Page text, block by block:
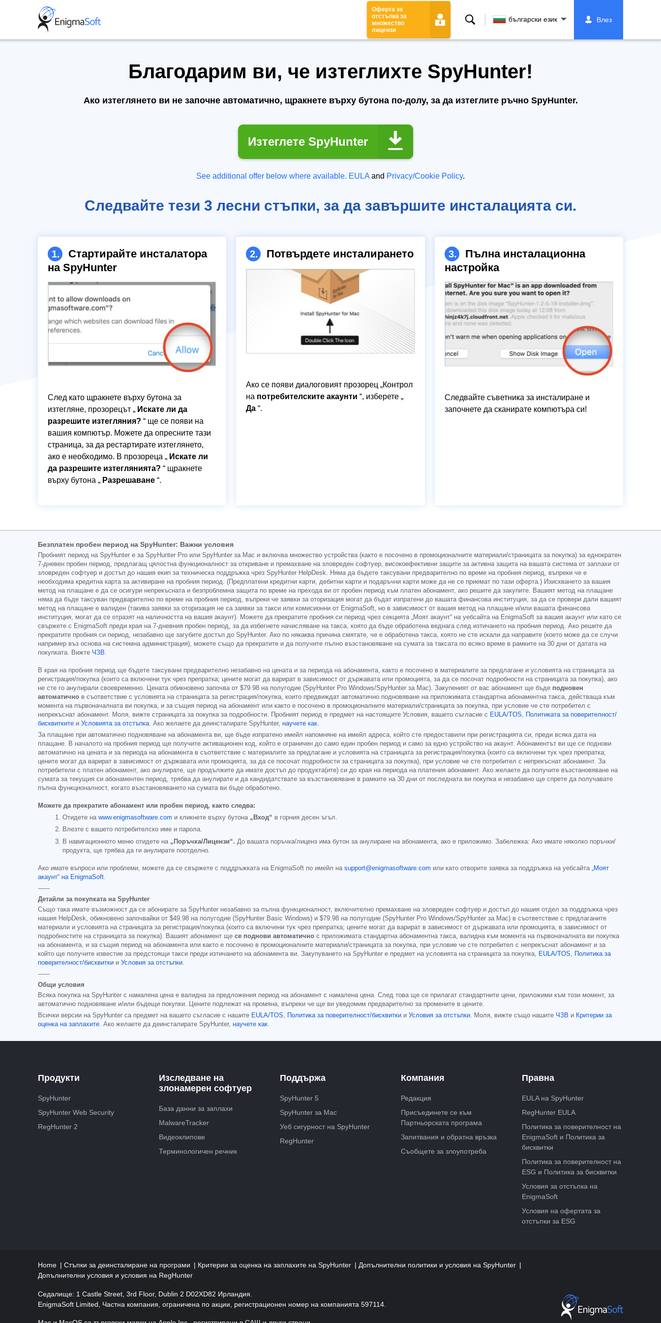
Оферта за
отстъпка за
множество
лицензи
Търсене български език Влез
Благодарим ви, че изтеглихте SpyHunter!
Ако изтеглянето ви не започне автоматично, щракнете върху бутона по-долу, за да изтеглите ръчно SpyHunter.
Изтеглете SpyHunter
See additional offer below where available. EULA and Privacy/Cookie Policy.
Следвайте тези 3 лесни стъпки, за да завършите инсталацията си.
1.
Стартирайте инсталатора
на SpyHunter
След като щракнете върху бутона за
изтегляне, прозорецът „ Искате ли да
разрешите изтегляния? “ ще се появи на
вашия компютър. Можете да опресните тази
страница, за да рестартирате изтеглянето,
ако е необходимо. В прозореца „ Искате ли
да разрешите изтеглянията? “ щракнете
върху бутона „ Разрешаване “.
2. Потвърдете инсталирането
Ако се появи диалоговият прозорец „Контрол
на потребителските акаунти “, изберете „
Да “.
3.
Пълна инсталационна
настройка
Следвайте съветника за инсталиране и
започнете да сканирате компютъра си!
Безплатен пробен период на SpyHunter: Важни условия
Пробният период на SpyHunter е за SpyHunter Pro или SpyHunter за Mac и включва множество устройства (както е посочено в промоционалните материали/страницата за покупка) за еднократен
7-дневен пробен период, предлагащ цялостна функционалност за откриване и премахване на зловреден софтуер, високоефективни защити за активна защита на вашата система от заплахи от
зловреден софтуер и достъп до нашия екип за техническа поддръжка чрез SpyHunter HelpDesk. Няма да бъдете таксувани предварително по време на пробния период, въпреки че е
необходима кредитна карта за активиране на пробния период. (Предплатени кредитни карти, дебитни карти и подаръчни карти може да не се приемат по тази оферта.) Изискването за вашия
метод на плащане е да се осигури непрекъсната и безпроблемна защита по време на прехода ви от пробен период към платен абонамент, ако решите да закупите. Вашият метод на плащане
няма да бъде таксуван предварително по време на пробния период, въпреки че заявки за оторизация могат да бъдат изпратени до вашата финансова институция, за да се провери дали вашият
метод на плащане е валиден (такива заявки за оторизация не са заявки за такси или комисионни от EnigmaSoft, но в зависимост от вашия метод на плащане и/или вашата финансова
институция, могат да се отразят на наличността на вашия акаунт). Можете да прекратите пробния си период чрез секцията „Моят акаунт“ на уебсайта на EnigmaSoft за вашия акаунт или като се
свържете с EnigmaSoft преди края на 7-дневния пробен период, за да избегнете начисляване на такса, която да бъде обработена веднага след изтичането на пробния период. Ако решите да
прекратите пробния си период, незабавно ще загубите достъп до SpyHunter. Ако по някаква причина смятате, че е обработена такса, която не сте искали да направите (което може да се случи
например въз основа на системна администрация), можете също да прекратите и да получите пълно възстановяване на сумата за таксата по всяко време в рамките на 30 дни от датата на
покупката. Вижте ЧЗВ.
В края на пробния период ще бъдете таксувани предварително незабавно на цената и за периода на абонамента, както е посочено в материалите за предлагане и условията на страницата за
регистрация/покупка (които са включени тук чрез препратка; цените могат да варират в зависимост от държавата или промоцията, за да се посочат подробности на страницата за покупка), ако
не сте го анулирали своевременно. Цената обикновено започва от $79.98 на полугодие (SpyHunter Pro Windows/SpyHunter за Mac). Закупеният от вас абонамент ще бъде подновен
автоматично в съответствие с условията на страницата за регистрация/покупка, които предвиждат автоматично подновяване на приложимата стандартна абонаментна такса, действаща към
момента на първоначалната ви покупка, и за същия период на абонамент или както е посочено в промоционалните материали/страницата за покупка, при условие че сте потребител с
непрекъснат абонамент. Моля, вижте страницата за покупка за подробности. Пробният период е предмет на настоящите Условия, вашето съгласие с EULA/TOS,
Политиката за поверителност/
бисквитките и Условията за отстъпка. Ако желаете да деинсталирате SpyHunter, научете как.
За плащане при автоматично подновяване на абонамента ви, ще бъде изпратено имейл напомняне на имейл адреса, който сте предоставили при регистрацията си, преди всяка дата на
плащане. В началото на пробния период ще получите активационен код, който е ограничен до само един пробен период и само за едно устройство на акаунт. Абонаментът ви ще се поднови
автоматично на цената и за периода на абонамента в съответствие с материалите за предлагане и условията на страницата за регистрация/покупка (които са включени тук чрез препратка;
цените могат да варират в зависимост от държавата или промоцията, за да се посочат подробности за страницата за покупка), при условие че сте потребител с непрекъснат абонамент. За
потребители с платен абонамент, ако анулирате, ще продължите да имате достъп до продукта(ите) си до края на периода на платения абонамент. Ако желаете да получите възстановяване на
сумата за текущия си абонаментен период, трябва да анулирате и да кандидатствате за възстановяване в рамките на 30 дни от последната ви покупка и незабавно ще спрете да получавате
пълна функционалност, когато възстановяването на сумата ви бъде обработено.
Можете да прекратите абонамент или пробен период, както следва:
Отидете на www.enigmasoftware.com и кликнете върху бутона „Вход“ в горния десен ъгъл.
Влезте с вашето потребителско име и парола.
В навигационното меню отидете на „Поръчка/Лицензи“. До вашата поръчка/лиценз има бутон за анулиране на абонамента, ако е приложимо. Забележка: Ако имате няколко поръчки/
продукта, ще трябва да ги анулирате поотделно.
Ако имате въпроси или проблеми, можете да се свържете с поддръжката на EnigmaSoft по имейл на support@enigmasoftware.com или като отворите заявка за поддръжка на уебсайта
„Моят
акаунт“ на EnigmaSoft
------
Детайли за покупката на SpyHunter
Също така имате възможност да се абонирате за SpyHunter незабавно за пълна функционалност, включително премахване на зловреден софтуер и достъп до нашия отдел за поддръжка чрез
нашия HelpDesk, обикновено започвайки от $49.98 на полугодие (SpyHunter Basic Windows) и $79.98 на полугодие (SpyHunter Pro Windows/SpyHunter за Mac) в съответствие с предлаганите
материали и условията на страницата за регистрация/покупка (които са включени тук чрез препратка; цените могат да варират в зависимост от държавата или промоцията, в зависимост от
подробностите на страницата за покупка). Вашият абонамент ще се поднови автоматично с приложимата стандартна абонаментна такса, валидна към момента на първоначалната ви покупка
на абонамента, и за същия период на абонамента или както е посочено в промоционалните материали/страницата за покупка, при условие че сте потребител с непрекъснат абонамент и за
който ще получите известие за предстоящи такси преди изтичането на абонамента ви. Закупуването на SpyHunter е предмет на условията на страницата за покупка,
EULA/TOS
Политика за
поверителност/бисквитки и Условия за отстъпки
------
Общи условия
Всяка покупка на SpyHunter с намалена цена е валидна за предложения период на абонамент с намалена цена. След това ще се прилагат стандартните цени, приложими към този момент, за
автоматично подновяване и/или бъдещи покупки. Цените подлежат на промяна, въпреки че ще ви уведомим предварително за промените в цените.
Всички версии на SpyHunter са предмет на вашето съгласие с нашите EULA/TOS Политика за поверителност/бисквитки и Условия за отстъпки . Моля, вижте също нашите ЧЗВ и Критерии за
оценка на заплахите . Ако желаете да деинсталирате SpyHunter, научете как
Продукти
SpyHunter
SpyHunter Web Security
RegHunter 2
Изследване на
злонамерен софтуер
База данни за заплахи
MalwareTracker
Видеоклипове
Терминологичен речник
Поддържа
SpyHunter 5
SpyHunter за Mac
Уеб сигурност на SpyHunter
RegHunter
Компания
Редакция
Присъединете се към
Партньорската програма
Запитвания и обратна връзка
Съобщете за злоупотреба
Правна
EULA на SpyHunter
RegHunter EULA
Политика за поверителност на
EnigmaSoft и Политика за
бисквитки
Политика за поверителност на
ESG и Политика за бисквитки
Условия за отстъпка на
EnigmaSoft
Условия на офертата за
отстъпки за ESG
Home Стъпки за деинсталиране на програми Критерии за оценка на заплахите на SpyHunter
Допълнителни политики и условия на SpyHunter
Допълнителни условия и условия на RegHunter
Седалище: 1 Castle Street, 3rd Floor, Dublin 2 D02XD82 Ирландия.
EnigmaSoft Limited, Частна компания, ограничена по акции, регистрационен номер на компанията 597114.